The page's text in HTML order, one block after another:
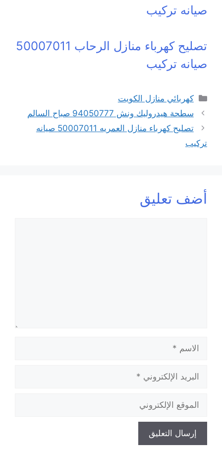
صيانه تركيب
تصليح كهرباء منازل الرحاب 50007011
صيانه تركيب
التصنيفات
كهربائي منازل الكويت
سطحة هيدروليك ونش 94050777 صباح السالم
تصليح كهرباء منازل العمريه 50007011 صيانه
تركيب
أضف تعليق
الإلكتروني
الإلكتروني